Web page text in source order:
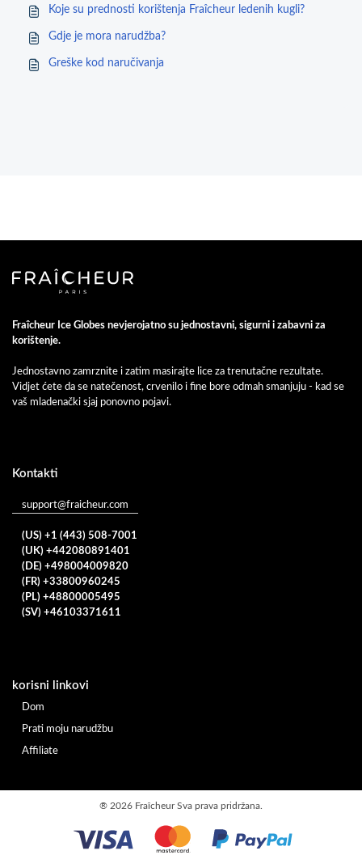
Koje su prednosti korištenja Fraîcheur ledenih kugli?
Gdje je mora narudžba?
Greške kod naručivanja
Fraîcheur Ice Globes nevjerojatno su jednostavni, sigurni i zabavni za
korištenje.
Jednostavno zamrznite i zatim masirajte lice za trenutačne rezultate.
Vidjet ćete da se natečenost, crvenilo i fine bore odmah smanjuju - kad se
vaš mladenački sjaj ponovno pojavi.
Kontakti
support@fraicheur.com
(US) +1 (443) 508-7001
(UK) +442080891401
(DE) +498004009820
(FR) +33800960245
(PL) +48800005495
(SV) +46103371611
korisni linkovi
Dom
Prati moju narudžbu
Affiliate
® 2026 FraîcheurSva prava pridržana.